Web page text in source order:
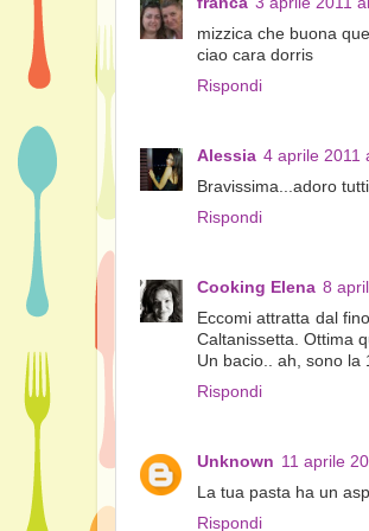
mizzica che buona
ciao cara dorris
Rispondi
Alessia 4 aprile 2011
Bravissima...adoro
Rispondi
Cooking Elena 8
Eccomi attratta dal
Caltanissetta. Ottima
Un bacio.. ah, sono la
Rispondi
Unknown 11 aprile
La tua pasta ha un
Rispondi